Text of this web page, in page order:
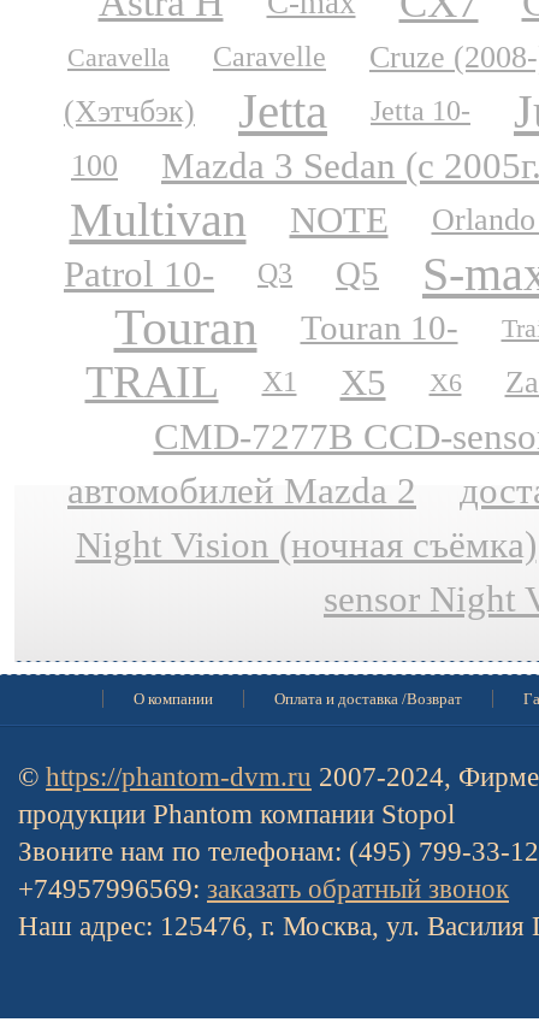
Caravella Caravelle
Cruze
(Хэтчбэк)
Jetta Jetta 10-
100 Mazda 3 Sedan (с
Multivan NOTE
Patrol 10- Q3 Q5 S-
Touran Touran 10-
TRAIL X1 X5 X6
CMD-7277B CCD-
автомобилей Mazda 2
Night Vision (ночная съёмка)
sensor Night
О компании Оплата и доставка /Возврат
© https://phantom-dvm.ru 2007-2024,
продукции Phantom компании Stopol
Звоните нам по телефонам: (495) 799-33-
+74957996569: заказать обратный звонок
Наш адрес: 125476, г. Москва, ул. Василия